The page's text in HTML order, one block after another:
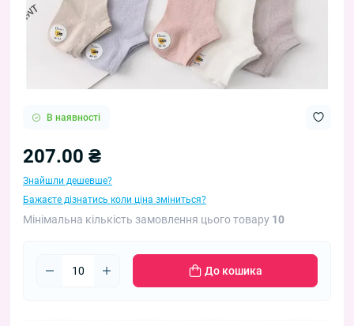
В наявності
207.00 ₴
Знайшли дешевше?
Бажаєте дізнатись коли ціна зміниться?
Мінімальна кількість замовлення цього товару 10
До кошика